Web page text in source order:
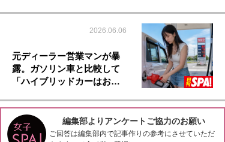
2026.06.06
元ディーラー営業マンが暴
露。ガソリン車と比較して
「ハイブリッドカーはお…